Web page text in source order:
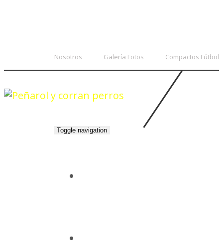
Nosotros Galería Fotos Compactos Fútbol
Toggle navigation